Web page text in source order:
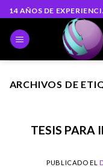
Skip
to
content
14 AÑOS DE
ARCHIVOS DE
TESIS PARA
PUBLICADO EL